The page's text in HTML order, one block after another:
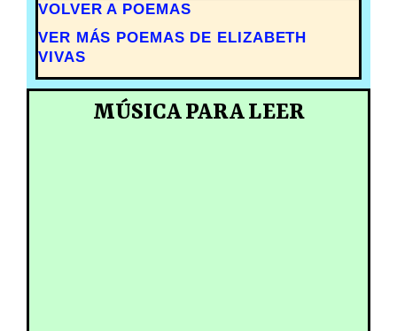
VOLVER A POEMAS
VER MÁS POEMAS DE ELIZABETH
VIVAS
MÚSICA PARA LEER